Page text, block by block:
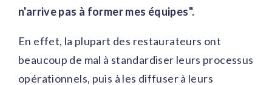
n'arrive pas à former mes équipes".
En effet, la plupart des restaurateurs ont
beaucoup de mal à standardiser leurs processus
opérationnels, puis à les diffuser à leurs